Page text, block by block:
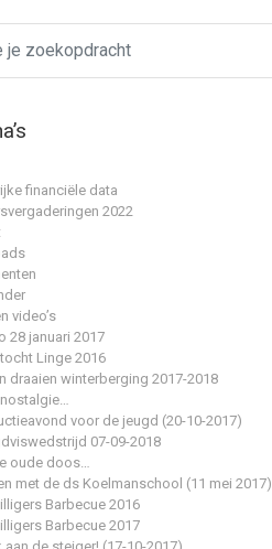
financiële data
2022
video’s
28 januari 2017
Linge 2016
draaien winterberging 2017-2018
nostalgie…
voor de jeugd (20-10-2017)
07-09-2018
oude doos…
met de ds Koelmanschool (11 mei 2017)
Barbecue 2016
Barbecue 2017